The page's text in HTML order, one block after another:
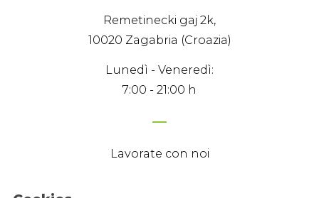
Remetinecki gaj 2k,
10020 Zagabria (Croazia)
Lunedì - Veneredì:
7:00 - 21:00 h
Lavorate con noi